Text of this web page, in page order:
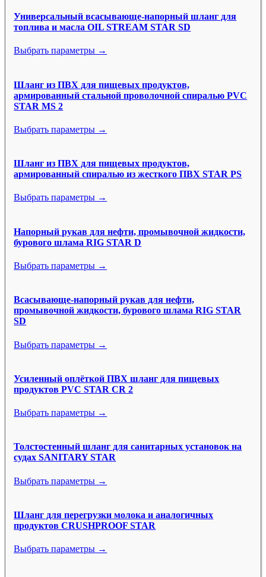
Универсальный всасывающе-напорный шланг для
топлива и масла OIL STREAM STAR SD
Выбрать параметры →
Шланг из ПВХ для пищевых продуктов,
армированный стальной проволочной спиралью PVC
STAR MS 2
Выбрать параметры →
Шланг из ПВХ для пищевых продуктов,
армированный спиралью из жесткого ПВХ STAR PS
Выбрать параметры →
Напорный рукав для нефти, промывочной жидкости,
бурового шлама RIG STAR D
Выбрать параметры →
Всасывающе-напорный рукав для нефти,
промывочной жидкости, бурового шлама RIG STAR
SD
Выбрать параметры →
Усиленный оплёткой ПВХ шланг для пищевых
продуктов PVC STAR CR 2
Выбрать параметры →
Толстостенный шланг для санитарных установок на
судах SANITARY STAR
Выбрать параметры →
Шланг для перегрузки молока и аналогичных
продуктов CRUSHPROOF STAR
Выбрать параметры →